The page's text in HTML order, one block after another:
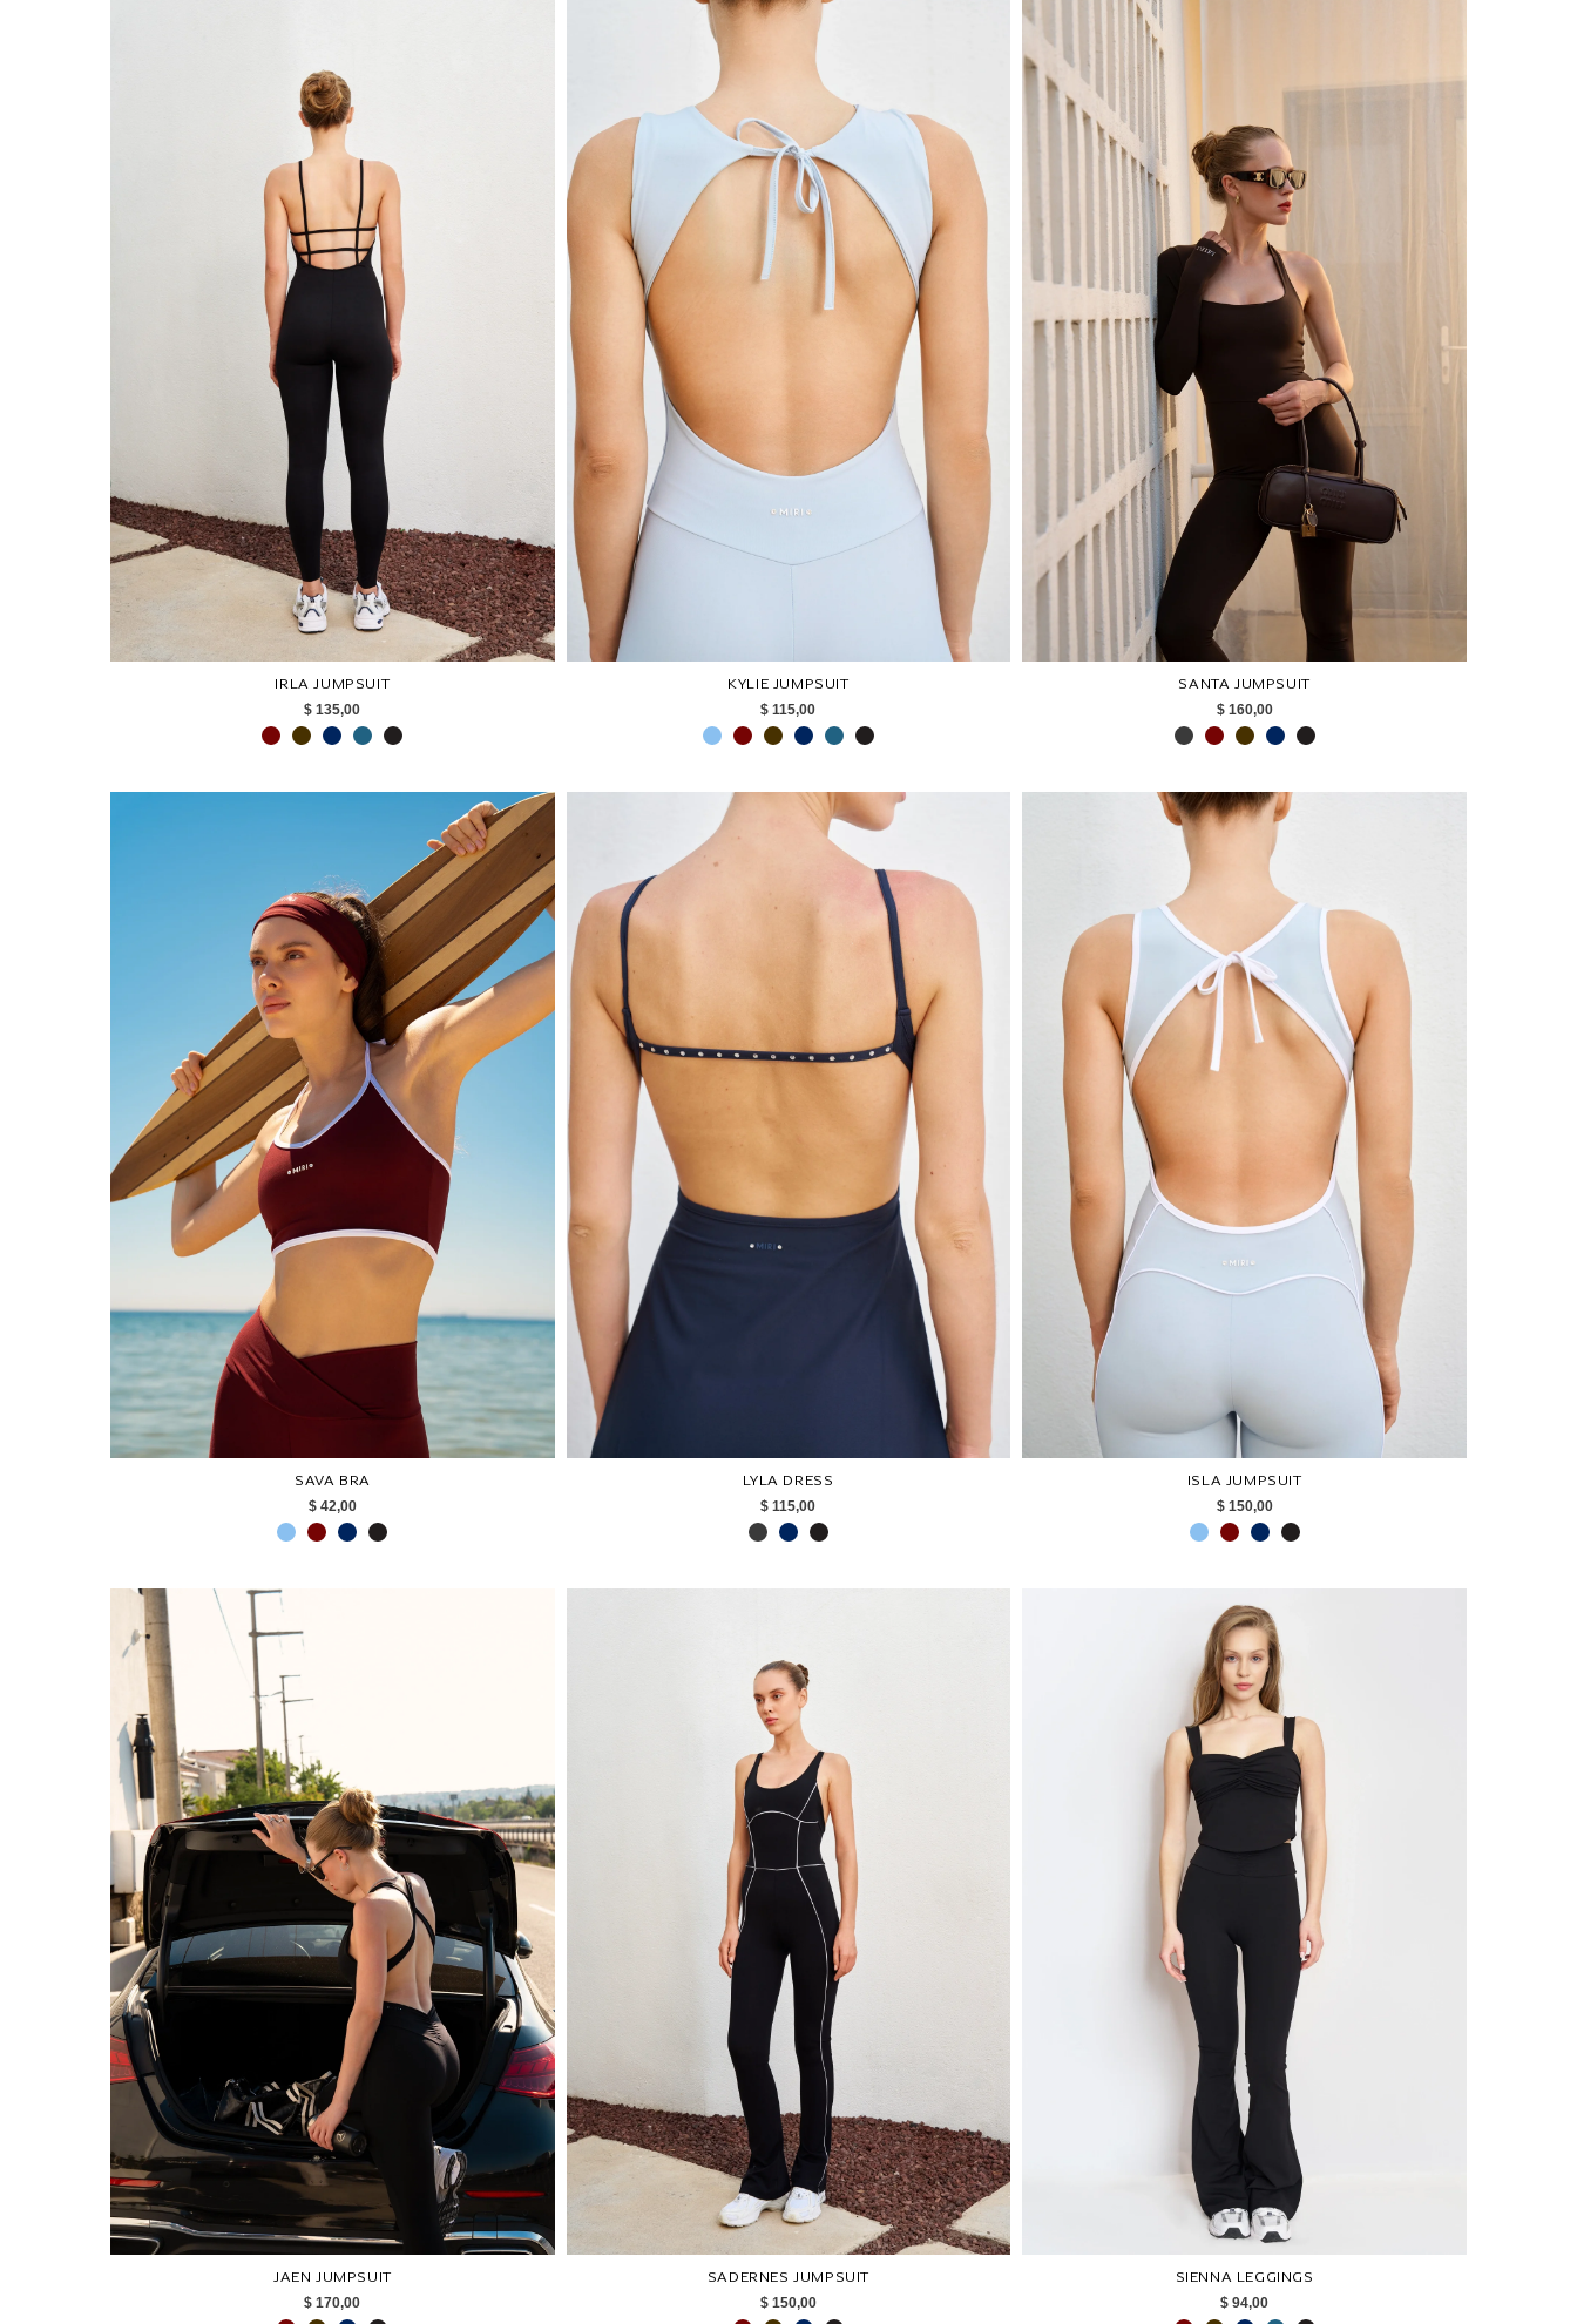
IRLA JUMPSUIT
$ 135,00
KYLIE JUMPSUIT
$ 115,00
SANTA JUMPSUIT
$ 160,00
SAVA BRA
$ 42,00
LYLA DRESS
$ 115,00
ISLA JUMPSUIT
$ 150,00
JAEN JUMPSUIT
$ 170,00
SADERNES JUMPSUIT
$ 150,00
SIENNA LEGGINGS
$ 94,00